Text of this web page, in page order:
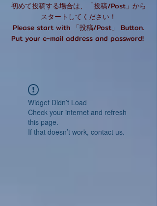
初めて投稿する場合は、「投稿/Post」から
スタートしてください！
Please start with 「投稿/Post」 Button.
Put your e-mail address and password!
Widget Didn’t Load
Check your internet and refresh
this page.
If that doesn’t work, contact us.